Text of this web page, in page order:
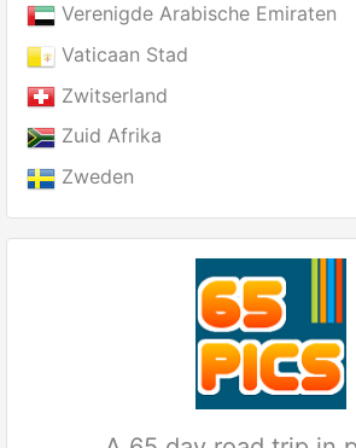
Verenigde Arabische Emiraten
Vaticaan Stad
Zwitserland
Zuid Afrika
Zweden